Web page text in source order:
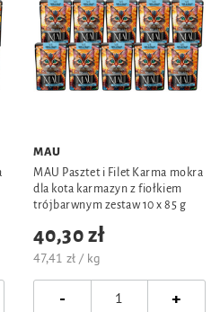
MAU
MAU Pasztet i Filet Karma mokra
dla kota karmazyn z fiołkiem
trójbarwnym zestaw 10 x 85 g
40,30 zł
47,41 zł / kg
- +